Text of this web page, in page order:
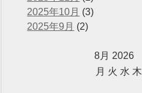
2025年10月 (3)
2025年9月 (2)
8月 2026
月 火 水 木